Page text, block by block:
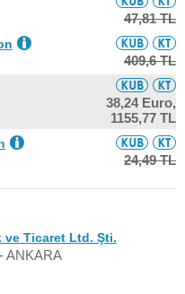
47,81 TL
409,6 TL
38,24 Euro,
1155,77 TL
24,49 TL
ve Ticaret Ltd. Şti.
ANKARA